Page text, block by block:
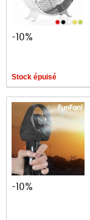
-10%
Stock épuisé
-10%